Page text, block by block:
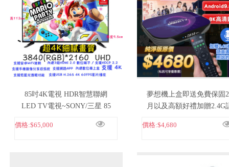
85吋4K電視 HDR智慧聯網
LED TV電視~SONY/三星 85
價格:$65,000
夢想機上盒即送免費保固
月以及高額好禮加贈2.4G
價格:$4,680